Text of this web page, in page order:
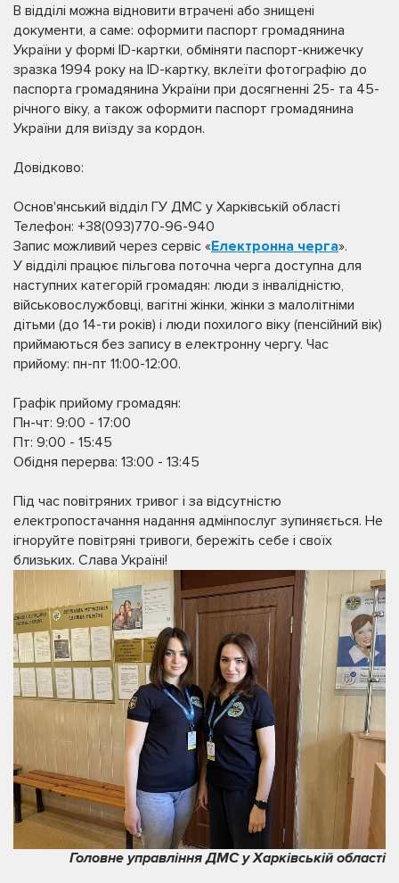
В відділі можна відновити втрачені або знищені
документи, а саме: оформити паспорт громадянина
України у формі ID-картки, обміняти паспорт-книжечку
зразка 1994 року на ID-картку, вклеїти фотографію до
паспорта громадянина України при досягненні 25- та 45-
річного віку, а також оформити паспорт громадянина
України для виїзду за кордон.
Довідково:
Основ'янський відділ ГУ ДМС у Харківській області
Телефон: +38(093)770-96-940
Запис можливий через сервіс «Електронна черга».
У відділі працює пільгова поточна черга доступна для
наступних категорій громадян: люди з інвалідністю,
військовослужбовці, вагітні жінки, жінки з малолітніми
дітьми (до 14-ти років) і люди похилого віку (пенсійний вік)
приймаються без запису в електронну чергу. Час
прийому: пн-пт 11:00-12:00.
Графік прийому громадян:
Пн-чт: 9:00 - 17:00
Пт: 9:00 - 15:45
Обідня перерва: 13:00 - 13:45
Під час повітряних тривог і за відсутністю
електропостачання надання адмінпослуг зупиняється. Не
ігноруйте повітряні тривоги, бережіть себе і своїх
близьких. Слава Україні!
Головне управління ДМС у Харківській області